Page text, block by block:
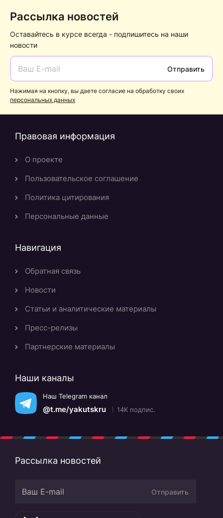
Рассылка новостей
Оставайтесь в курсе всегда - подпишитесь на наши
новости
Отправить
Нажимая на кнопку, вы даете согласие на обработку своих
персональных данных
Правовая информация
О проекте
Пользовательское соглашение
Политика цитирования
Персональные данные
Навигация
Обратная связь
Новости
Статьи и аналитические материалы
Пресс-релизы
Партнерские материалы
Наши каналы
Наш Telegram канал
@t.me/yakutskru 14K подпис.
Рассылка новостей
Отправить